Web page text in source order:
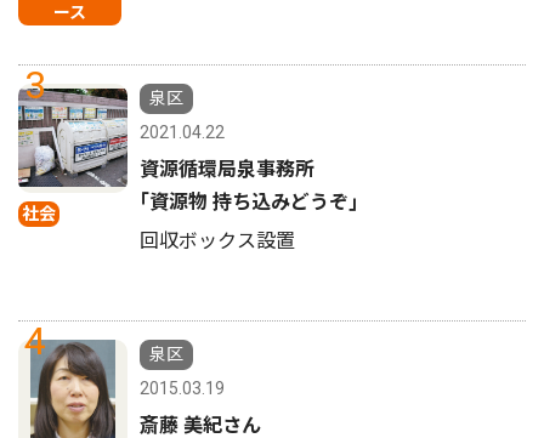
ース
3
社会
泉区
2021.04.22
資源循環局泉事務所
｢資源物 持ち込みどうぞ｣
回収ボックス設置
4
泉区
2015.03.19
斎藤 美紀さん